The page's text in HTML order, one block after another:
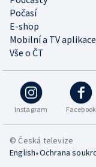
Počasí
E-shop
Mobilní a TV aplikace
Vše o ČT
Instagram Facebook
© Česká televize
English•Ochrana